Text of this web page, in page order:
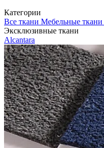
Категории
Все ткани Мебельные ткани
Эксклюзивные ткани
Alcantara